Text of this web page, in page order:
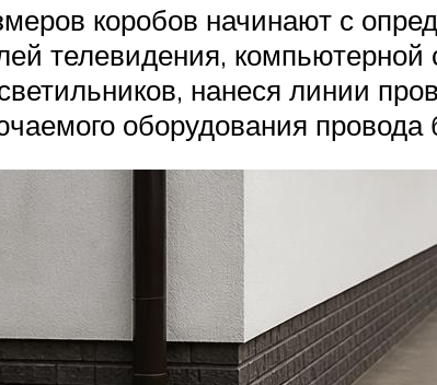
коробов начинают с
телевидения,
нанеся линии
оборудования провода